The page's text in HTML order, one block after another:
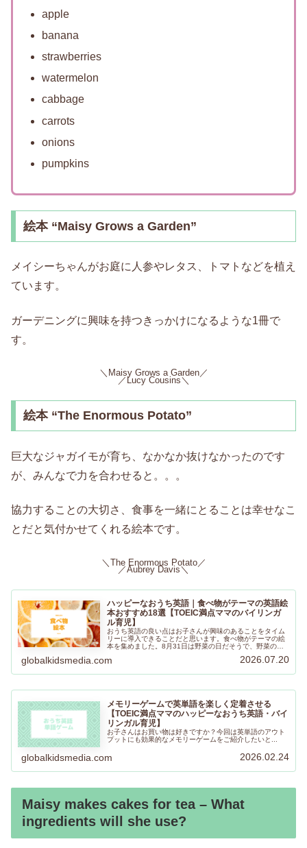
apple
banana
strawberries
watermelon
cabbage
carrots
onions
pumpkins
絵本 “Maisy Grows a Garden”
メイシーちゃんがお庭に人参やレタス、トマトなどを植え
ています。
ガーデニングに興味を持つきっかけになるような1冊で
す。
＼Maisy Grows a Garden／
／Lucy Cousins＼
絵本 “The Enormous Potato”
巨大なジャガイモが育ち、なかなか抜けなかったのです
が、みんなで力を合わせると。。。
協力することの大切さ、食事を一緒にとることは幸せなこ
とだと気付かせてくれる絵本です。
＼The Enormous Potato／
／Aubrey Davis＼
ハッピーなおうち英語｜食べ物がテーマの英語絵
本おすすめ18選【TOEIC満点ママのバイリンガ
ル育児】
おうち英語の良い点はお子さんが興味のあることをタイム
リーに導入できることだと思います。食べ物がテーマの絵
本を集めました。8月31日は野菜の日だそうで、野菜の日
が気に入る絵本が見つかりますように！
globalkidsmedia.com 2026.07.20
メモリーゲームで英単語を楽しく定着させる
【TOEIC満点ママのハッピーなおうち英語・バイ
リンガル育児】
お子さんはお買い物は好きですか？今回は英単語のアウト
プットにも効果的なメモリーゲームをご紹介したいと...
globalkidsmedia.com 2026.02.24
Maisy makes cakes for tea – What
ingredients will she use?